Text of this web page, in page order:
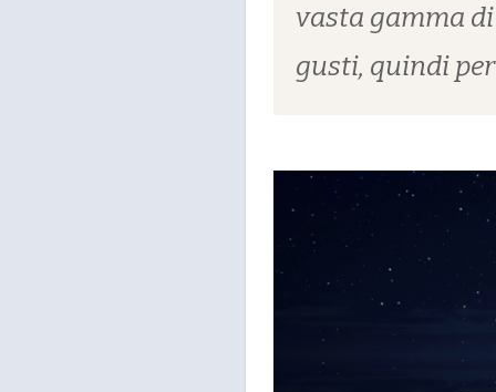
vasta gamma
gusti, quindi